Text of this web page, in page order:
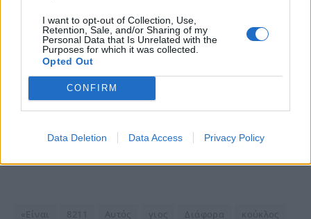
I want to opt-out of Collection, Use,
Retention, Sale, and/or Sharing of my
Personal Data that Is Unrelated with the
Purposes for which it was collected.
Opted Out
CONFIRM
Data Deletion Data Access Privacy Policy
Δείτε το βίντεο – Viral ο καθηγητής
που είναι “σωσίας” του Νότη
Σφακιανάκη
8211 Αυτός γιος Διάφορα
κούκλος